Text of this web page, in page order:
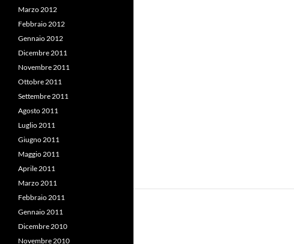
Marzo 2012
Febbraio 2012
Gennaio 2012
Dicembre 2011
Novembre 2011
Ottobre 2011
Settembre 2011
Agosto 2011
Luglio 2011
Giugno 2011
Maggio 2011
Aprile 2011
Marzo 2011
Febbraio 2011
Gennaio 2011
Dicembre 2010
Novembre 2010